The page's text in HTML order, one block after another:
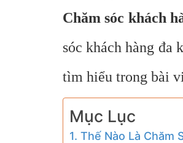
Chăm sóc khách
sóc khách hàng đa
tìm hiểu trong bài
Mục Lục
1. Thế Nào Là Chăm